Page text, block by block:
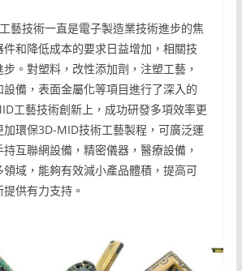
技術一直是電子製造業技術進步的焦
和降低成本的要求日益增加，相關技
。對塑料，改性添加劑，注塑工藝，
備，表面金屬化等項目進行了深入的
工藝技術創新上，成功研發多項效率更
環保3D-MID技術工藝製程，可廣泛運
互聯網設備，精密儀器，醫療設備，
域，能夠有效減小產品體積，提高可
供有力支持。